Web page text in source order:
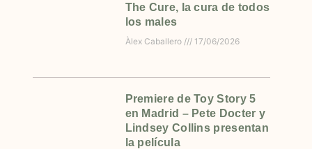
The Cure, la cura de todos
los males
Àlex Caballero 17/06/2026
Premiere de Toy Story 5
en Madrid – Pete Docter y
Lindsey Collins presentan
la película